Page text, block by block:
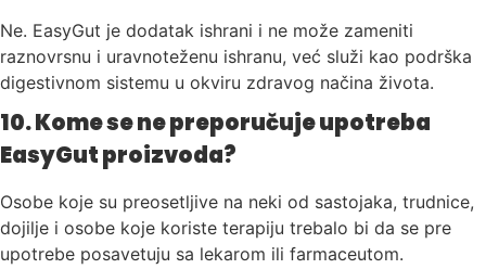
Ne. EasyGut je dodatak ishrani i ne može zameniti
raznovrsnu i uravnoteženu ishranu, već služi kao podrška
digestivnom sistemu u okviru zdravog načina života.
10. Kome se ne preporučuje upotreba
EasyGut proizvoda?
Osobe koje su preosetljive na neki od sastojaka, trudnice,
dojilje i osobe koje koriste terapiju trebalo bi da se pre
upotrebe posavetuju sa lekarom ili farmaceutom.